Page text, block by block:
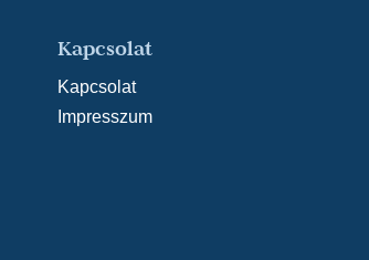
Kapcsolat
Kapcsolat
Impresszum